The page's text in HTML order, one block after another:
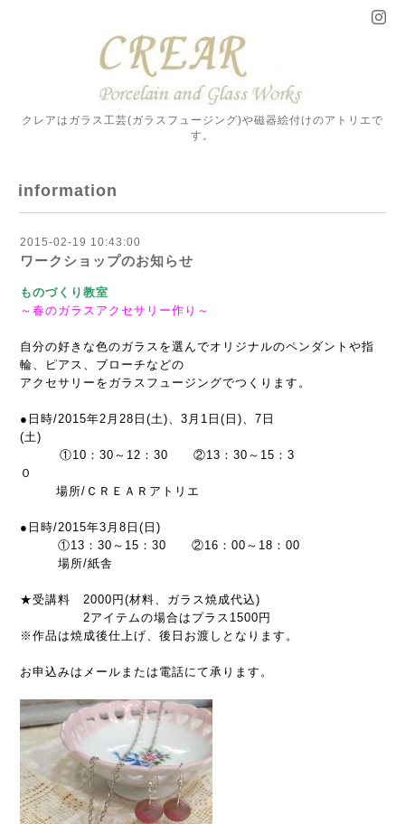
クレアはガラス工芸(ガラスフュージング)や磁器絵付けのアトリエで
す。
information
2015-02-19 10:43:00
ワークショップのお知らせ
ものづくり教室
～春のガラスアクセサリー作り～
自分の好きな色のガラスを選んでオリジナルのペンダントや指
輪、ピアス、ブローチなどの
アクセサリーをガラスフュージングでつくります。
●日時/2015年2月28日(土)、3月1日(日)、7日
(土)
①10：30～12：30 ②13：30～15：3
０
場所/ＣＲＥＡＲアトリエ
●日時/2015年3月8日(日)
①13：30～15：30 ②16：00～18：00
場所/紙舎
★受講料 2000円(材料、ガラス焼成代込)
2アイテムの場合はプラス1500円
※作品は焼成後仕上げ、後日お渡しとなります。
お申込みはメールまたは電話にて承ります。